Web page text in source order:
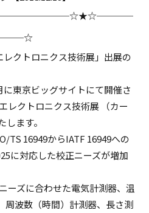
クトロニクス技術展」出展の
東京ビッグサイトにて開催さ
レクトロニクス技術展 （カー
ます。
TS 16949からIATF 16949への
に対応した校正ニーズが増加
ーズに合わせた電気計測器、温
周波数（時間）計測器、長さ測